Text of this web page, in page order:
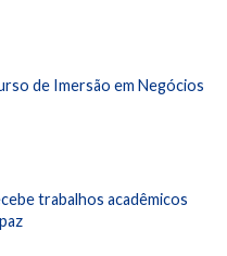
de Imersão em Negócios
trabalhos acadêmicos